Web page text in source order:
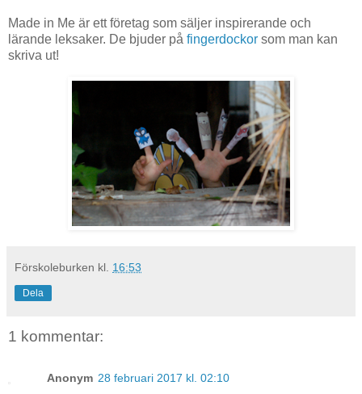
Made in Me är ett företag som säljer inspirerande och
lärande leksaker. De bjuder på fingerdockor som man kan
skriva ut!
Förskoleburken kl. 16:53
Dela
1 kommentar:
Anonym 28 februari 2017 kl. 02:10